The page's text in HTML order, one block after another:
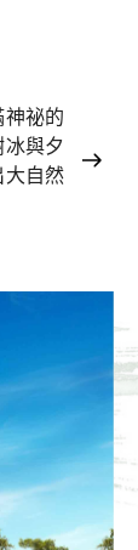
祕的
與夕
自然